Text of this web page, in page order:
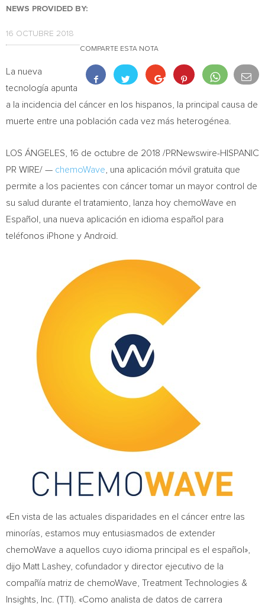
NEWS PROVIDED BY:
16 OCTUBRE 2018
COMPARTE ESTA NOTA
La nueva
tecnología apunta
a la incidencia del cáncer en los hispanos, la principal causa de
muerte entre una población cada vez más heterogénea.
LOS ÁNGELES, 16 de octubre de 2018 /PRNewswire-HISPANIC
PR WIRE/ — chemoWave , una aplicación móvil gratuita que
permite a los pacientes con cáncer tomar un mayor control de
su salud durante el tratamiento, lanza hoy chemoWave en
Español, una nueva aplicación en idioma español para
teléfonos iPhone y Android.
«En vista de las actuales disparidades en el cáncer entre las
minorías, estamos muy entusiasmados de extender
chemoWave a aquellos cuyo idioma principal es el español»,
dijo Matt Lashey, cofundador y director ejecutivo de la
compañía matriz de chemoWave, Treatment Technologies &
Insights, Inc. (TTI). «Como analista de datos de carrera